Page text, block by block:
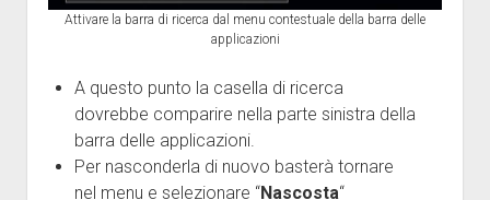
Attivare la barra di ricerca dal menu contestuale della barra delle
applicazioni
A questo punto la casella di ricerca
dovrebbe comparire nella parte sinistra della
barra delle applicazioni.
Per nasconderla di nuovo basterà tornare
nel menu e selezionare “Nascosta“